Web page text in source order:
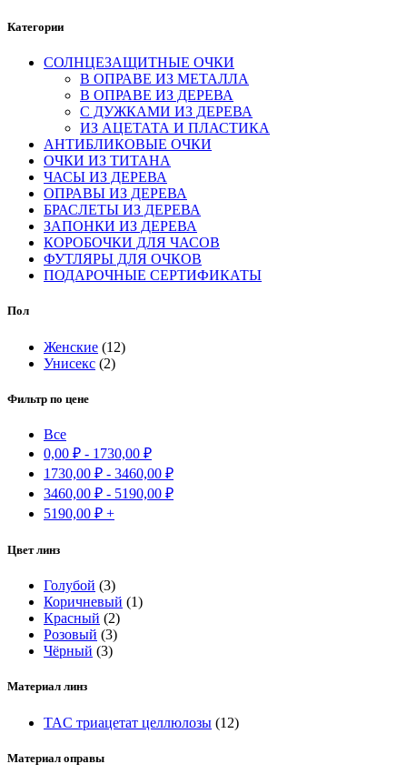
Категории
СОЛНЦЕЗАЩИТНЫЕ ОЧКИ
В ОПРАВЕ ИЗ МЕТАЛЛА
В ОПРАВЕ ИЗ ДЕРЕВА
С ДУЖКАМИ ИЗ ДЕРЕВА
ИЗ АЦЕТАТА И ПЛАСТИКА
АНТИБЛИКОВЫЕ ОЧКИ
ОЧКИ ИЗ ТИТАНА
ЧАСЫ ИЗ ДЕРЕВА
ОПРАВЫ ИЗ ДЕРЕВА
БРАСЛЕТЫ ИЗ ДЕРЕВА
ЗАПОНКИ ИЗ ДЕРЕВА
КОРОБОЧКИ ДЛЯ ЧАСОВ
ФУТЛЯРЫ ДЛЯ ОЧКОВ
ПОДАРОЧНЫЕ СЕРТИФИКАТЫ
Пол
Женские (12)
Унисекс (2)
Фильтр по цене
Все
0,00 ₽ - 1730,00 ₽
1730,00 ₽ - 3460,00 ₽
3460,00 ₽ - 5190,00 ₽
5190,00 ₽ +
Цвет линз
Голубой (3)
Коричневый (1)
Красный (2)
Розовый (3)
Чёрный (3)
Материал линз
TAC триацетат целлюлозы (12)
Материал оправы